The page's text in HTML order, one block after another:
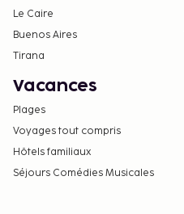
Le Caire
Buenos Aires
Tirana
Vacances
Plages
Voyages tout compris
Hôtels familiaux
Séjours Comédies Musicales